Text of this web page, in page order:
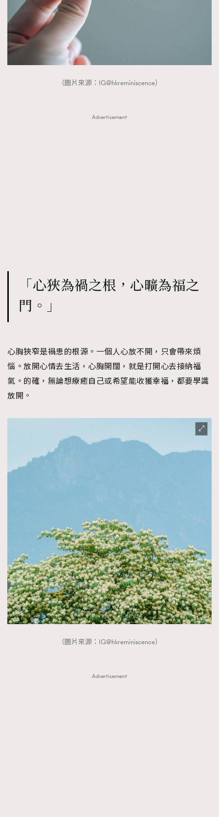
（圖片來源：IG@hkreminiscence）
Advertisement
「心狹為禍之根，心曠為福之
門。」
心胸狹窄是禍患的根源。一個人心放不開，只會帶來煩
惱。放開心情去生活，心胸開闊，就是打開心去接納福
氣。的確，無論想療癒自己或希望能收獲幸福，都要學識
放開。
（圖片來源：IG@hkreminiscence）
Advertisement